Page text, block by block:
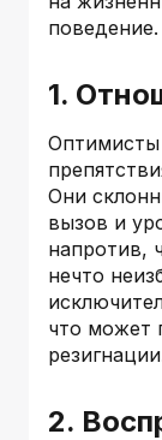
поведение.
1.
Оптимисты
Они
вызов и
напротив,
нечто
что может
2.